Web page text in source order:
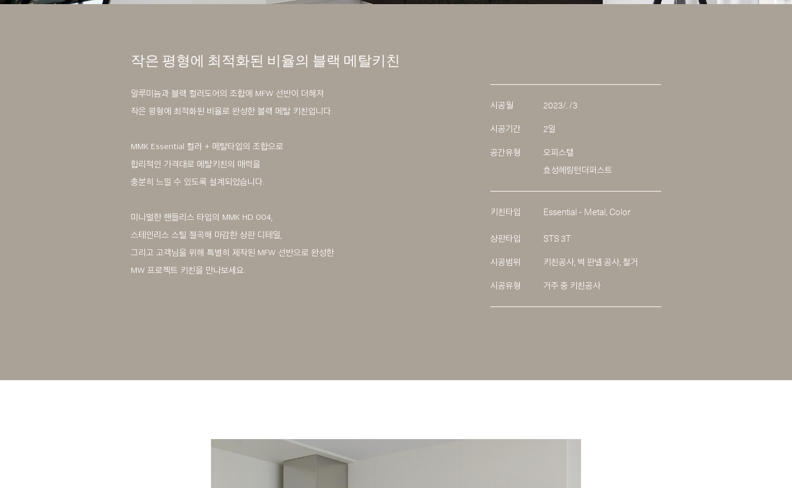
작은 평형에 최적화된 비율의 블랙 메탈키친
알루미늄과 블랙 컬러도어의 조합에 MFW 선반이 더해져
작은 평형에 최적화된 비율로 완성한 블랙 메탈 키친입니다.
MMK Essential 컬러 + 메탈타입의 조합으로
합리적인 가격대로 메탈키친의 매력을
충분히 느낄 수 있도록 설계되었습니다.
미니멀한 핸들리스 타입의 MMK HD 004,
스테인리스 스틸 절곡해 마감한 상판 디테일,
그리고 고객님을 위해 특별히 제작된 MFW 선반으로 완성한
MW 프로젝트 키친을 만나보세요.
시공월 2023/. /3
시공기간 2일
공간유형
오피스텔
효성헤링턴더퍼스트
키친타입 Essential - Metal, Color
상판타입 STS 3T
시공범위 키친공사, 벽 판넬 공사, 철거
시공유형 거주 중 키친공사